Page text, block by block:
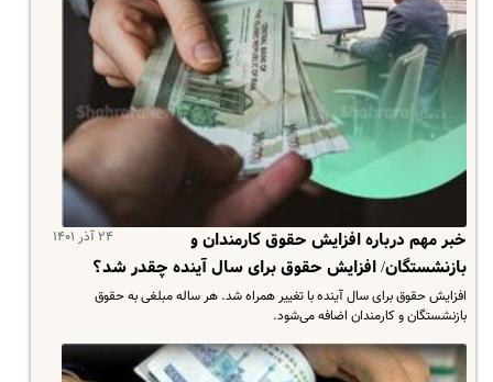
۲۴ آذر ۱۴۰۱
خبر مهم درباره افزایش حقوق کارمندان و
بازنشستگان/ افزایش حقوق برای سال آینده چقدر شد؟
افزایش حقوق برای سال آینده با تغییر همراه شد. هر ساله مبلغی به حقوق
بازنشستگان و کارمندان اضافه می‌شود.